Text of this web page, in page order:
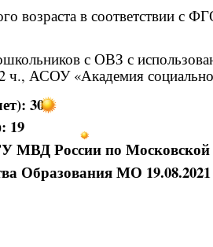
возраста в соответствии
с ОВЗ с
АСОУ «Академия
30
19
МВД России по Московской
Образования МО